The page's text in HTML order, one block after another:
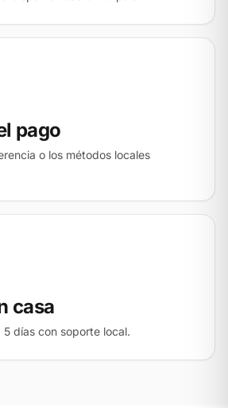
pago
o los métodos locales
casa
5 días con soporte local.